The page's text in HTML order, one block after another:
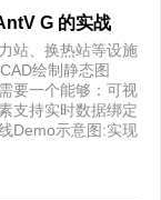
G 的实战
站、换热站等设施
绘制静态图
要一个能够：可视
支持实时数据绑定
Demo示意图:实现